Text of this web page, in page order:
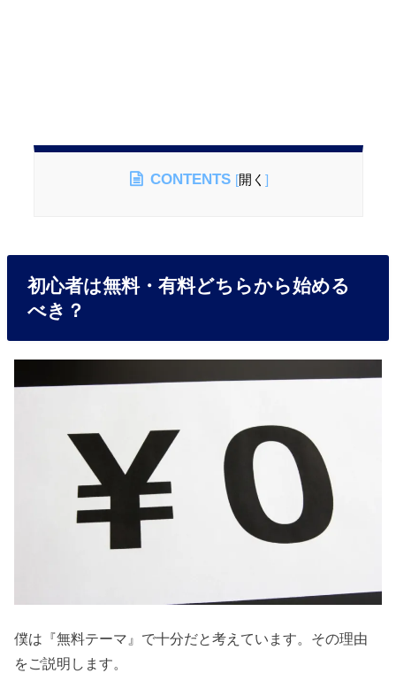
CONTENTS [開く ]
初心者は無料・有料どちらから始める
べき？
僕は『無料テーマ』で十分だと考えています。その理由
をご説明します。